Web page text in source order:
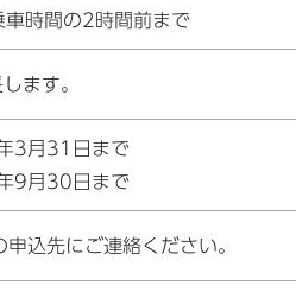
間の2時間前まで
ます。
3月31日まで
9月30日まで
込先にご連絡ください。